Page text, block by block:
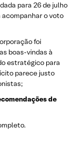
para 26 de julho
acompanhar o voto
foi
boas-vindas à
estratégico para
parece justo
de